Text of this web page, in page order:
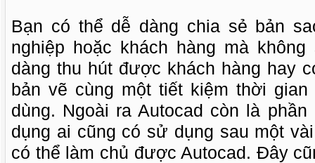
Bạn có thể dễ dàng chia sẻ bản
nghiệp hoặc khách hàng mà
dàng thu hút được khách hàng hay
bản vẽ cùng một tiết kiệm thời
dùng. Ngoài ra Autocad còn là
dụng ai cũng có sử dụng sau một
có thể làm chủ được Autocad. Đây